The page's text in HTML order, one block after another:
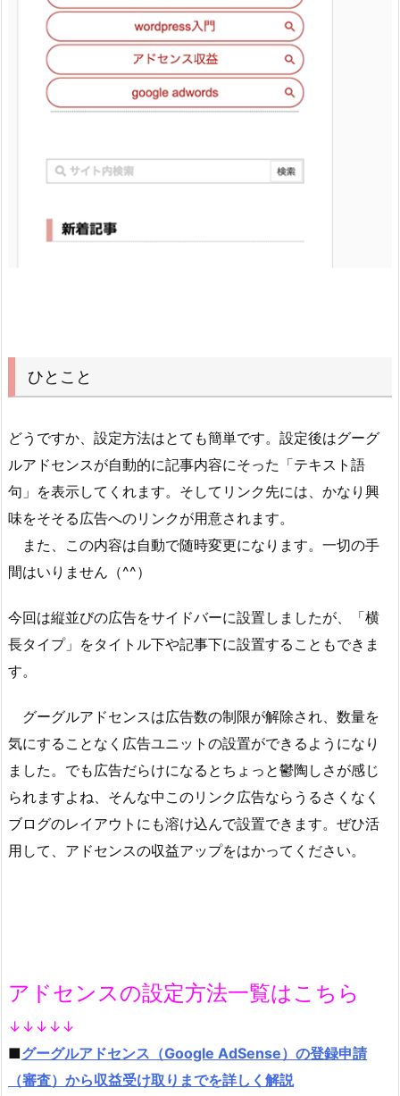
ひとこと
どうですか、設定方法はとても簡単です。設定後はグーグ
ルアドセンスが自動的に記事内容にそった「テキスト語
句」を表示してくれます。そしてリンク先には、かなり興
味をそそる広告へのリンクが用意されます。
また、この内容は自動で随時変更になります。一切の手
間はいりません（^^）
今回は縦並びの広告をサイドバーに設置しましたが、「横
長タイプ」をタイトル下や記事下に設置することもできま
す。
グーグルアドセンスは広告数の制限が解除され、数量を
気にすることなく広告ユニットの設置ができるようになり
ました。でも広告だらけになるとちょっと鬱陶しさが感じ
られますよね、そんな中このリンク広告ならうるさくなく
ブログのレイアウトにも溶け込んで設置できます。ぜひ活
用して、アドセンスの収益アップをはかってください。
アドセンスの設定方法一覧はこちら
↓↓↓↓↓
■グーグルアドセンス（Google AdSense）の登録申請
（審査）から収益受け取りまでを詳しく解説